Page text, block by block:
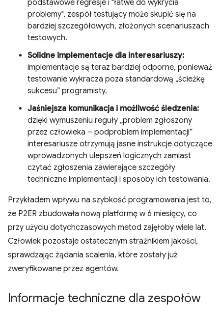
podstawowe regresje i "łatwe do wykrycia
problemy", zespół testujący może skupić się na
bardziej szczegółowych, złożonych scenariuszach
testowych.
Solidne implementacje dla interesariuszy:
implementacje są teraz bardziej odporne, ponieważ
testowanie wykracza poza standardową „ścieżkę
sukcesu” programisty.
Jaśniejsza komunikacja i możliwość śledzenia:
dzięki wymuszeniu reguły „problem zgłoszony
przez człowieka – podproblem implementacji”
interesariusze otrzymują jasne instrukcje dotyczące
wprowadzonych ulepszeń logicznych zamiast
czytać zgłoszenia zawierające szczegóły
techniczne implementacji i sposoby ich testowania.
Przykładem wpływu na szybkość programowania jest to,
że P2ER zbudowała nową platformę w 6 miesięcy, co
przy użyciu dotychczasowych metod zajęłoby wiele lat.
Człowiek pozostaje ostatecznym strażnikiem jakości,
sprawdzając żądania scalenia, które zostały już
zweryfikowane przez agentów.
Informacje techniczne dla zespołów